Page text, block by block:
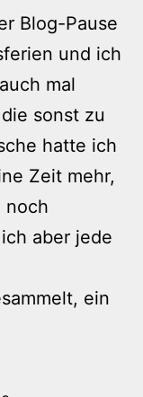
Blog-Pause
und ich
mal
sonst zu
hatte ich
Zeit mehr,
noch
aber jede
ein